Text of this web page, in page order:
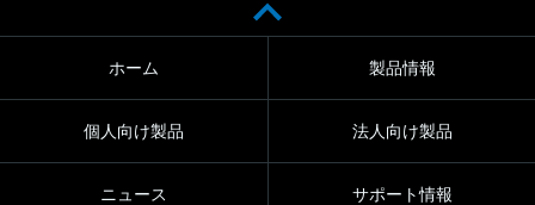
ホーム 製品情報
個人向け製品 法人向け製品
ニュース サポート情報